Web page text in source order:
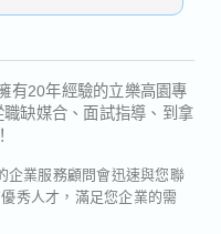
有20年經驗的立樂高園專
缺媒合、面試指導、到拿
企業服務顧問會迅速與您聯
秀人才，滿足您企業的需